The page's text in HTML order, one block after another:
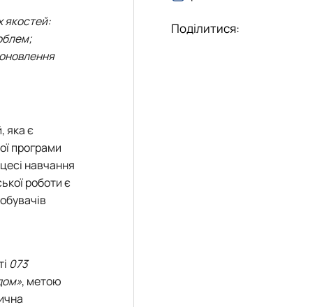
якостей:
яка є
програми
навчання
роботи є
073
, метою
Поділитися: